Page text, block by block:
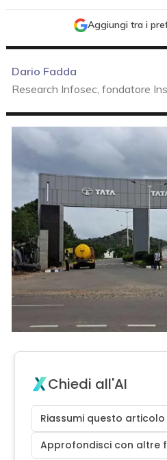
Aggiungi tra i
Dario Fadda
Research Infosec, fondatore
Chiedi all'AI
Riassumi questo articolo
Approfondisci con altre